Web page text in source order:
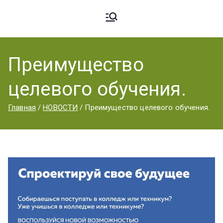
Ардато
вский
Аграрн
ый
Техник
аграрный
техникум».
Преимущество
целевого обучения.
Главная НОВОСТИ Преимущество целевого обучения.